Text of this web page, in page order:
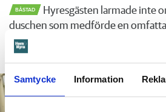
Samtycke Information
BÅSTAD
Hyresgästen larmade inte
duschen som medförde en
måste han lämna lägenheten
längre tid på sig att flytta efter att